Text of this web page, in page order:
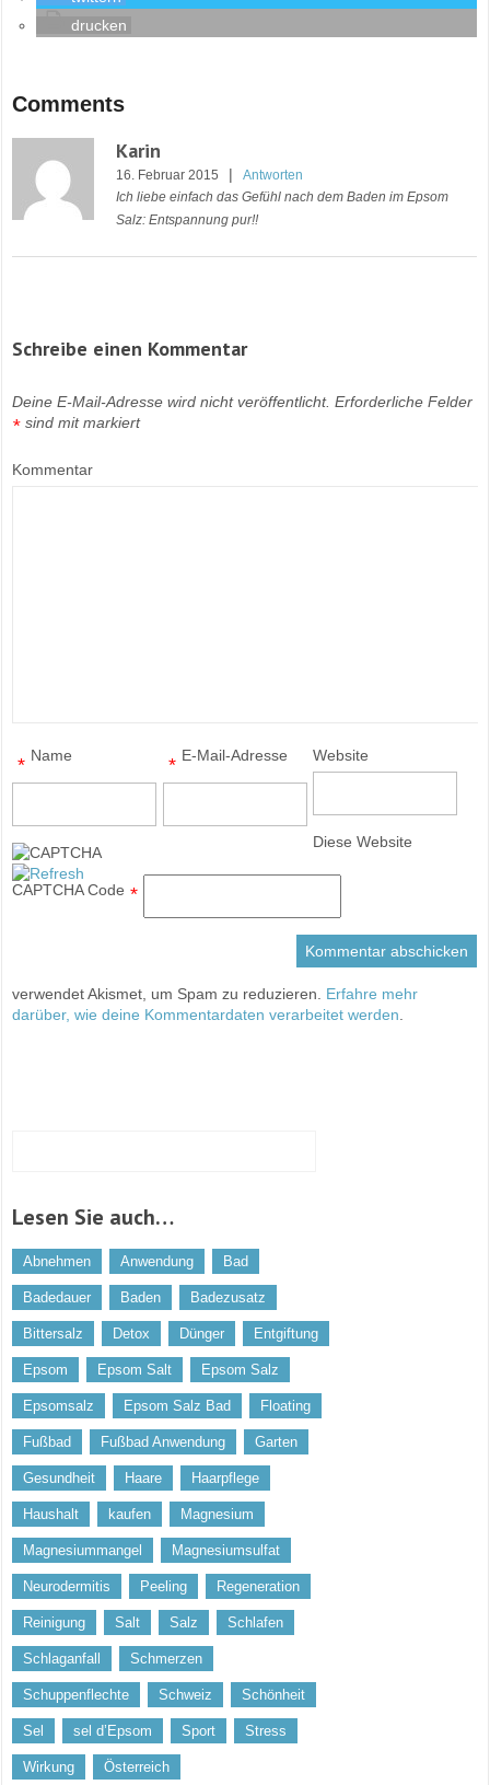
drucken
Comments
Karin
16. Februar 2015 |
Antworten
Ich liebe einfach das Gefühl nach dem Baden im Epsom
Salz: Entspannung pur!!
Schreibe einen Kommentar
Deine E-Mail-Adresse wird nicht veröffentlicht. Erforderliche Felder
sind mit
* markiert
Kommentar
Name
* E-Mail-Adresse
* Website
CAPTCHA Code *
Diese Website
verwendet Akismet, um Spam zu reduzieren. Erfahre mehr
darüber, wie deine Kommentardaten verarbeitet werden
Lesen Sie auch…
Abnehmen Anwendung Bad
Badedauer Baden Badezusatz
Bittersalz Detox Dünger Entgiftung
Epsom Epsom Salt Epsom Salz
Epsomsalz Epsom Salz Bad Floating
Fußbad Fußbad Anwendung Garten
Gesundheit Haare Haarpflege
Haushalt kaufen Magnesium
Magnesiummangel Magnesiumsulfat
Neurodermitis Peeling Regeneration
Reinigung Salt Salz Schlafen
Schlaganfall Schmerzen
Schuppenflechte Schweiz Schönheit
Sel sel d’Epsom Sport Stress
Wirkung Österreich